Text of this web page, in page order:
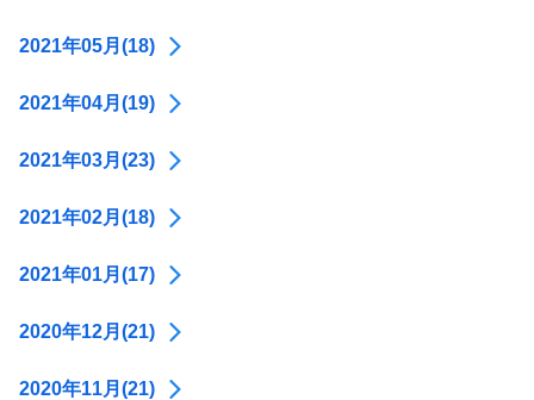
2021年05月(18)
2021年04月(19)
2021年03月(23)
2021年02月(18)
2021年01月(17)
2020年12月(21)
2020年11月(21)